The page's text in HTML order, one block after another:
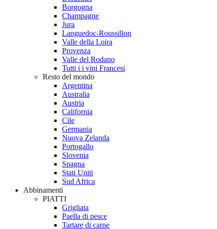
Borgogna
Champagne
Jura
Languedoc-Roussillon
Valle della Loira
Provenza
Valle del Rodano
Tutti i i vini Francesi
Resto del mondo
Argentina
Australia
Austria
California
Cile
Germania
Nuova Zelanda
Portogallo
Slovenia
Spagna
Stati Uniti
Sud Africa
Abbinamenti
PIATTI
Grigliata
Paella di pesce
Tartare di carne